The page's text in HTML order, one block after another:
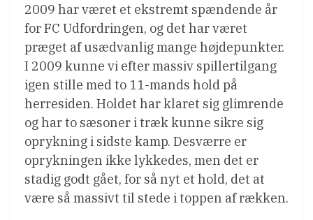
2009 har været et ekstremt spændende år
for FC Udfordringen, og det har været
præget af usædvanlig mange højdepunkter.
I 2009 kunne vi efter massiv spillertilgang
igen stille med to 11-mands hold på
herresiden. Holdet har klaret sig glimrende
og har to sæsoner i træk kunne sikre sig
oprykning i sidste kamp. Desværre er
oprykningen ikke lykkedes, men det er
stadig godt gået, for så nyt et hold, det at
være så massivt til stede i toppen af rækken.